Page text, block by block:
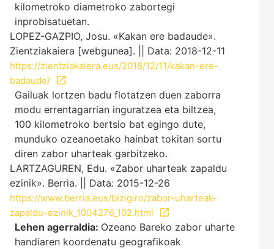
kilometroko diametroko zabortegi
inprobisatuetan.
LOPEZ-GAZPIO, Josu. «Kakan ere badaude».
Zientziakaiera [webgunea]. || Data: 2018-12-11
https://zientziakaiera.eus/2018/12/11/kakan-ere-
badaude/
Gailuak lortzen badu flotatzen duen zaborra
modu errentagarrian inguratzea eta biltzea,
100 kilometroko bertsio bat egingo dute,
munduko ozeanoetako hainbat tokitan sortu
diren zabor uharteak garbitzeko.
LARTZAGUREN, Edu. «Zabor uharteak zapaldu
ezinik». Berria. || Data: 2015-12-26
https://www.berria.eus/bizigiro/zabor-uharteak-
zapaldu-ezinik_1004276_102.html
Lehen agerraldia: Ozeano Bareko zabor uharte
handiaren koordenatu geografikoak